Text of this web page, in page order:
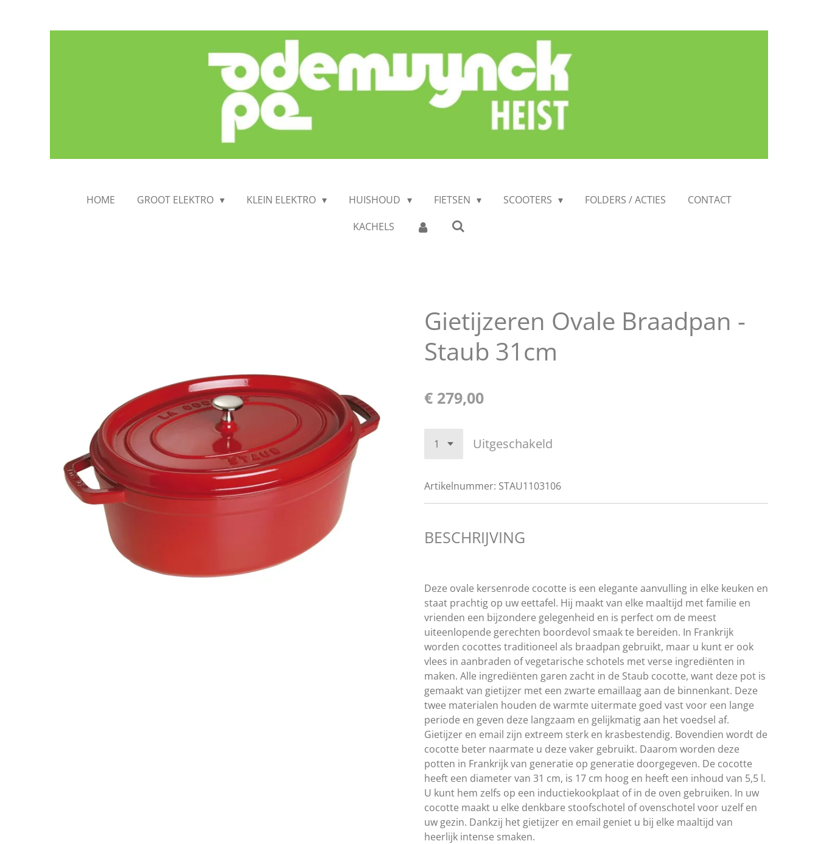
HOME GROOT ELEKTRO KLEIN ELEKTRO HUISHOUD FIETSEN SCOOTERS FOLDERS / ACTIES
CONTACT
KACHELS
Gietijzeren Ovale Braadpan -
Staub 31cm
€ 279,00
Uitgeschakeld
Artikelnummer: STAU1103106
BESCHRIJVING
Deze ovale kersenrode cocotte is een elegante aanvulling in elke keuken en
staat prachtig op uw eettafel. Hij maakt van elke maaltijd met familie en
vrienden een bijzondere gelegenheid en is perfect om de meest
uiteenlopende gerechten boordevol smaak te bereiden. In Frankrijk
worden cocottes traditioneel als braadpan gebruikt, maar u kunt er ook
vlees in aanbraden of vegetarische schotels met verse ingrediënten in
maken. Alle ingrediënten garen zacht in de Staub cocotte, want deze pot is
gemaakt van gietijzer met een zwarte emaillaag aan de binnenkant. Deze
twee materialen houden de warmte uitermate goed vast voor een lange
periode en geven deze langzaam en gelijkmatig aan het voedsel af.
Gietijzer en email zijn extreem sterk en krasbestendig. Bovendien wordt de
cocotte beter naarmate u deze vaker gebruikt. Daarom worden deze
potten in Frankrijk van generatie op generatie doorgegeven. De cocotte
heeft een diameter van 31 cm, is 17 cm hoog en heeft een inhoud van 5,5 l.
U kunt hem zelfs op een inductiekookplaat of in de oven gebruiken. In uw
cocotte maakt u elke denkbare stoofschotel of ovenschotel voor uzelf en
uw gezin. Dankzij het gietijzer en email geniet u bij elke maaltijd van
heerlijk intense smaken.